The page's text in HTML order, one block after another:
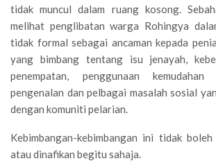
tidak muncul dalam ruang kosong.
melihat penglibatan warga Rohingya
tidak formal sebagai ancaman kepada
yang bimbang tentang isu jenayah,
penempatan, penggunaan kemudahan
pengenalan dan pelbagai masalah sosial
dengan komuniti pelarian.
Kebimbangan-kebimbangan ini tidak
atau dinafikan begitu sahaja.